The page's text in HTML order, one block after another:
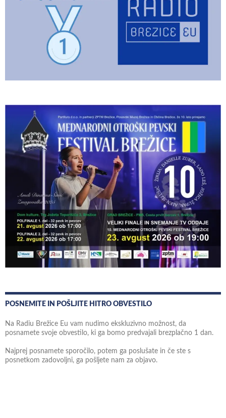
POSNEMITE IN POŠLJITE HITRO OBVESTILO
Na Radiu Brežice Eu vam nudimo ekskluzivno možnost, da
posnamete svoje obvestilo, ki ga bomo predvajali brezplačno 1 dan.
Najprej posnamete sporočilo, potem ga poslušate in če ste s
posnetkom zadovoljni, ga pošljete nam za objavo.